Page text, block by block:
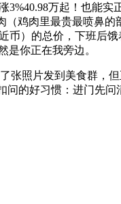
万起！也能
鸡肉里最贵最喷鼻
）的总价，下班后
是你正在我旁边。
照片发到美食群，
的好习惯：进门先